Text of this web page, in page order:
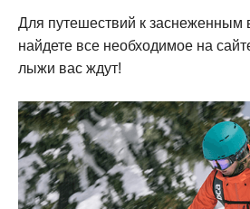
Для путешествий к
найдете все необходимое на
лыжи вас ждут!